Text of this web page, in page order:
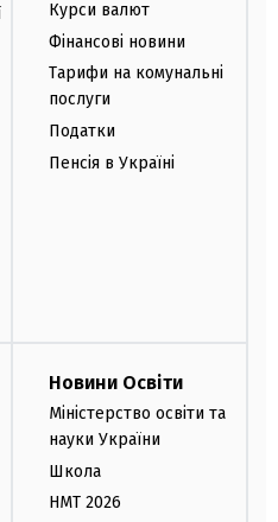
Курси валют
Фінансові новини
Тарифи на комунальні
послуги
Податки
Пенсія в Україні
Новини Освіти
Міністерство освіти та
науки України
Школа
НМТ 2026